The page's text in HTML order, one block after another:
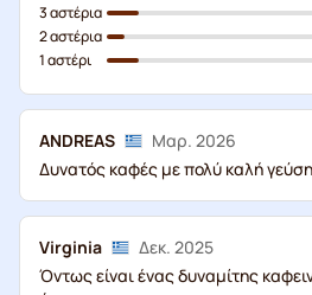
3 αστέρια
2 αστέρια
1 αστέρι
ANDREAS
Μαρ. 2026
Δυνατός καφές με πολύ καλή
Virginia
Δεκ. 2025
Όντως είναι ένας δυναμίτης